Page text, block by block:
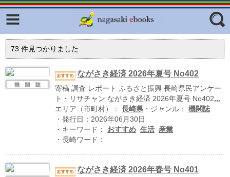
ジャンル
73 件見つかりました
ながさき経済 2026年夏号 No402
寄稿 調査 レポート ふるさと振興 長崎県民アンケー
ト・リサチャン ながさき経済 2026年夏号 No402...
エリア（市町村）： 長崎県・ジャンル： 機関誌
・発行日：2026年06月30日
・キーワード： おすすめ 生活
産業
・長崎ワード：
ながさき経済 2026年春号 No401
Facebook
ふくいろキラリプロジェクト
ラリー（TOKYO Brochures）
復興応援企画
はじめてご利用される方へ
広報誌ナビ
明治日本の産業革命遺産